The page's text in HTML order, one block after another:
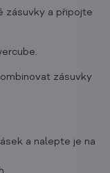
zásuvky a připojte
zásuvky
a nalepte je na